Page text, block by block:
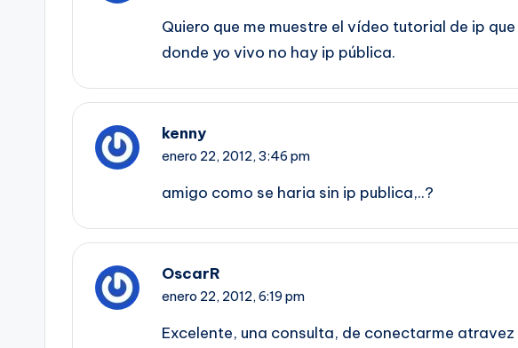
Quiero que me muestre el vídeo tutorial de ip
donde yo vivo no hay ip pública.
kenny
enero 22, 2012, 3:46 pm
amigo como se haria sin ip publica,..?
OscarR
enero 22, 2012, 6:19 pm
Excelente, una consulta, de conectarme